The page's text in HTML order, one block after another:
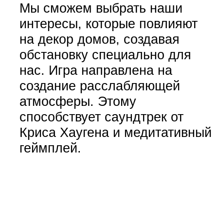
Мы сможем выбрать наши
интересы, которые повлияют
на декор домов, создавая
обстановку специально для
нас. Игра направлена на
создание расслабляющей
атмосферы. Этому
способствует саундтрек от
Криса Хаугена и медитативный
геймплей.